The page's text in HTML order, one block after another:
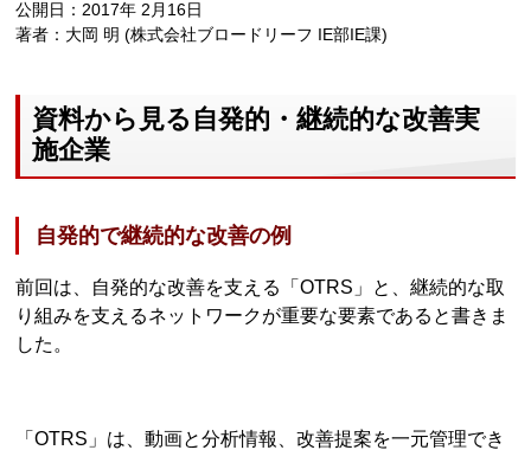
公開日：2017年 2月16日
著者：大岡 明 (株式会社ブロードリーフ IE部IE課)
資料から見る自発的・継続的な改善実
施企業
自発的で継続的な改善の例
前回は、自発的な改善を支える「OTRS」と、継続的な取
り組みを支えるネットワークが重要な要素であると書きま
した。
「OTRS」は、動画と分析情報、改善提案を一元管理でき